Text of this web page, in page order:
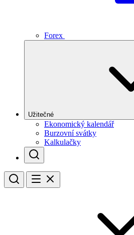
Forex
Užitečné
Ekonomický kalendář
Burzovní svátky
Kalkulačky